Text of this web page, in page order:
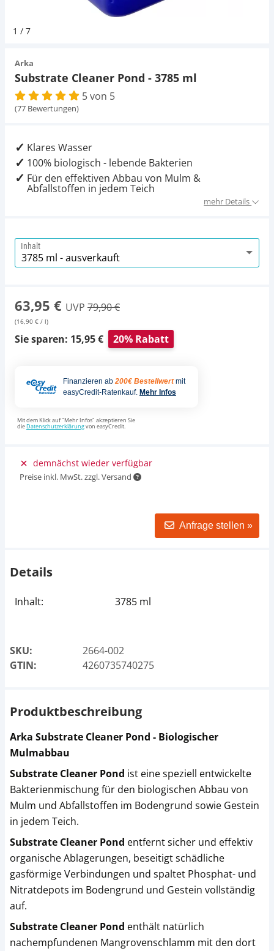
1 / 7
Arka
Substrate Cleaner Pond - 3785 ml
5 von 5
(77 Bewertungen)
Klares Wasser
100% biologisch - lebende Bakterien
Für den effektiven Abbau von Mulm &
Abfallstoffen in jedem Teich
mehr Details
Inhalt
63,95 € UVP 79,90 €
(16,90 € / l)
Sie sparen: 15,95 € 20% Rabatt
Finanzieren ab 200€ Bestellwert mit
easyCredit-Ratenkauf. Mehr Infos
Mit dem Klick auf "Mehr Infos" akzeptieren Sie
dieDatenschutzerklärungvon easyCredit.
demnächst wieder verfügbar
Preise inkl. MwSt. zzgl. Versand
Anfrage stellen »
Details
Inhalt: 3785 ml
SKU:
2664-002
GTIN:
4260735740275
Produktbeschreibung
Arka Substrate Cleaner Pond - Biologischer
Mulmabbau
Substrate Cleaner Pond ist eine speziell entwickelte
Bakterienmischung für den biologischen Abbau von
Mulm und Abfallstoffen im Bodengrund sowie Gestein
in jedem Teich.
Substrate Cleaner Pond entfernt sicher und effektiv
organische Ablagerungen, beseitigt schädliche
gasförmige Verbindungen und spaltet Phosphat- und
Nitratdepots im Bodengrund und Gestein vollständig
auf.
Substrate Cleaner Pond enthält natürlich
nachempfundenen Mangrovenschlamm mit den dort
Strömungspumpe
UV-Filter
Thermometer
Zubehör